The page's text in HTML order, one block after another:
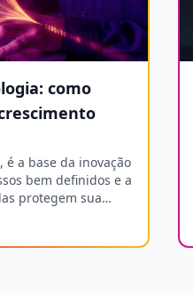
como
é a base da inovação
bem definidos e a
protegem sua